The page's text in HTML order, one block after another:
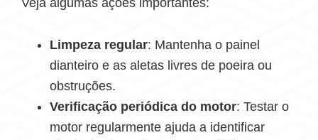
Veja algumas ações importantes:
Limpeza regular: Mantenha o painel
dianteiro e as aletas livres de poeira ou
obstruções.
Verificação periódica do motor: Testar o
motor regularmente ajuda a identificar